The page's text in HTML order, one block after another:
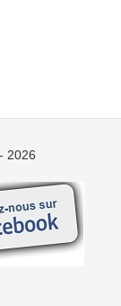
2026